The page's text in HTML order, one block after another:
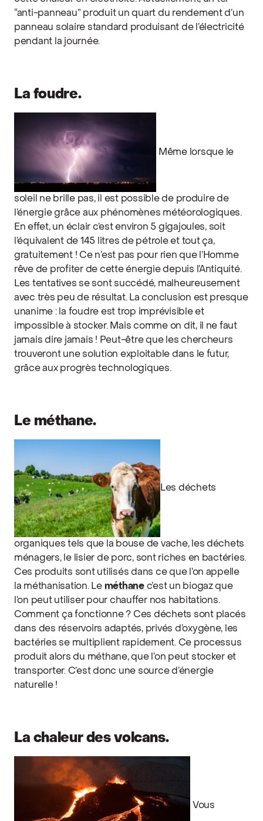
“anti-panneau” produit un quart du rendement d’un
panneau solaire standard produisant de l’électricité
pendant la journée.
La foudre.
Même lorsque le
soleil ne brille pas, il est possible de produire de
l’énergie grâce aux phénomènes météorologiques.
En effet, un éclair c’est environ 5 gigajoules, soit
l’équivalent de 145 litres de pétrole et tout ça,
gratuitement ! Ce n’est pas pour rien que l’Homme
rêve de profiter de cette énergie depuis l’Antiquité.
Les tentatives se sont succédé, malheureusement
avec très peu de résultat. La conclusion est presque
unanime : la foudre est trop imprévisible et
impossible à stocker. Mais comme on dit, il ne faut
jamais dire jamais ! Peut-être que les chercheurs
trouveront une solution exploitable dans le futur,
grâce aux progrès technologiques.
Le méthane.
Les déchets
organiques tels que la bouse de vache, les déchets
ménagers, le lisier de porc, sont riches en bactéries.
Ces produits sont utilisés dans ce que l’on appelle
la méthanisation. Le méthane c’est un biogaz que
l’on peut utiliser pour chauffer nos habitations.
Comment ça fonctionne ? Ces déchets sont placés
dans des réservoirs adaptés, privés d’oxygène, les
bactéries se multiplient rapidement. Ce processus
produit alors du méthane, que l’on peut stocker et
transporter. C’est donc une source d’énergie
naturelle !
La chaleur des volcans.
Vous